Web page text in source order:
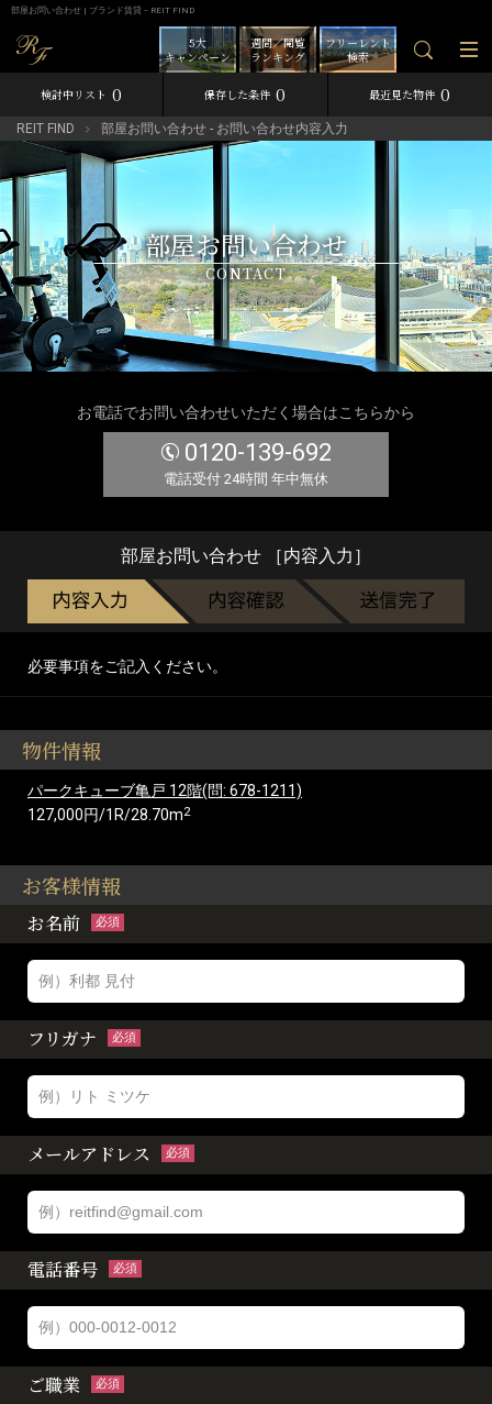
部屋お問い合わせ | ブランド賃貸－REIT FIND
フリーレント
検索
週間／閲覧
ランキング
5大
キャンペーン
検討中リスト 0 保存した条件 0 最近見た物件 0
REIT FIND 部屋お問い合わせ - お問い合わせ内容入力
部屋お問い合わせ
CONTACT
お電話でお問い合わせいただく場合はこちらから
0120-139-692
電話受付 24時間 年中無休
部屋お問い合わせ ［内容入力］
必要事項をご記入ください。
物件情報
パークキューブ亀戸 12階(問: 678-1211)
127,000円/1R/28.70m2
お客様情報
お名前 必須
フリガナ 必須
メールアドレス 必須
電話番号 必須
ご職業 必須